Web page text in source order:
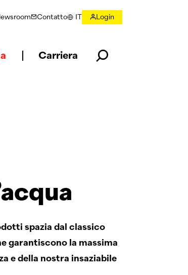
ContattoSelezionare la lingua
Login
Carriera
spazia dal classico
garantiscono la massima
e della nostra insaziabile